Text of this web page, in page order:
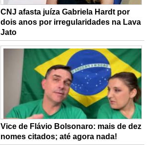
CNJ afasta juíza Gabriela Hardt por
dois anos por irregularidades na Lava
Jato
Vice de Flávio Bolsonaro: mais de dez
nomes citados; até agora nada!